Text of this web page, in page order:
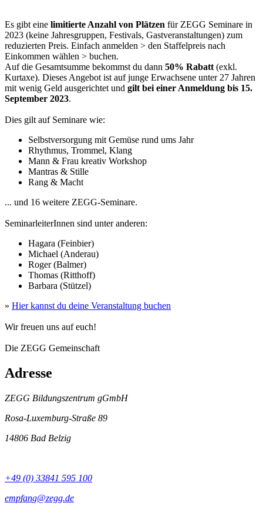
Es gibt eine limitierte Anzahl von Plätzen für ZEGG Seminare in
2023 (keine Jahresgruppen, Festivals, Gastveranstaltungen) zum
reduzierten Preis. Einfach anmelden > den Staffelpreis nach
Einkommen wählen > buchen.
Auf die Gesamtsumme bekommst du dann 50% Rabatt(exkl.
Kurtaxe). Dieses Angebot ist auf junge Erwachsene unter 27 Jahren
mit wenig Geld ausgerichtet und gilt bei einer Anmeldung bis 15.
September 2023.
Dies gilt auf Seminare wie:
Selbstversorgung mit Gemüse rund ums Jahr
Rhythmus, Trommel, Klang
Mann & Frau kreativ Workshop
Mantras & Stille
Rang & Macht
... und 16 weitere ZEGG-Seminare.
SeminarleiterInnen sind unter anderen:
Hagara (Feinbier)
Michael (Anderau)
Roger (Balmer)
Thomas (Ritthoff)
Barbara (Stützel)
» Hier kannst du deine Veranstaltung buchen
Wir freuen uns auf euch!
Die ZEGG Gemeinschaft
Adresse
ZEGG Bildungszentrum gGmbH
Rosa-Luxemburg-Straße 89
14806 Bad Belzig
+49 (0) 33841 595 100